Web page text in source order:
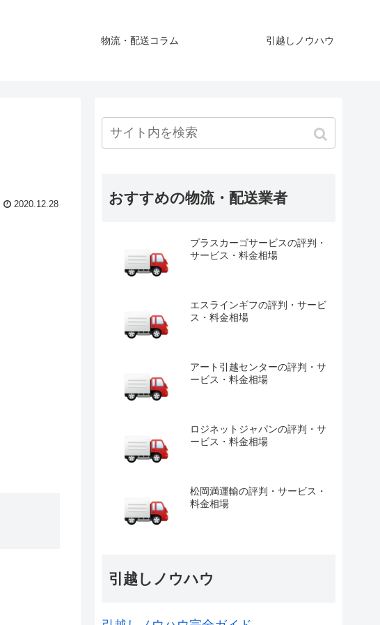
物流・配送コラム 引越しノウハウ
2020.12.28 おすすめの物流・配送業者
プラスカーゴサービスの評判・
サービス・料金相場
エスラインギフの評判・サービ
ス・料金相場
アート引越センターの評判・サ
ービス・料金相場
ロジネットジャパンの評判・サ
ービス・料金相場
松岡満運輸の評判・サービス・
料金相場
引越しノウハウ